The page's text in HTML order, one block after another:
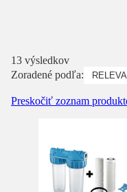
13 výsledkov
Zoradené podľa:
Preskočiť zoznam